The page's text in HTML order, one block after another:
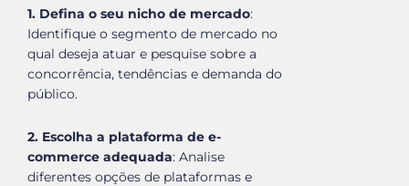
1. Defina o seu nicho de mercado:
Identifique o segmento de mercado no
qual deseja atuar e pesquise sobre a
concorrência, tendências e demanda do
público.
2. Escolha a plataforma de e-
commerce adequada: Analise
diferentes opções de plataformas e